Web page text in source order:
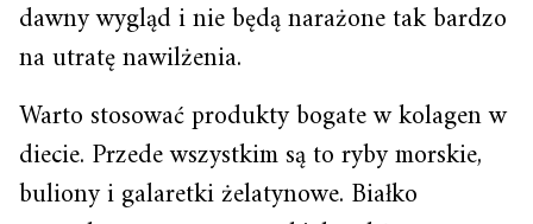
dawny wygląd i nie będą narażone tak bardzo
na utratę nawilżenia.
Warto stosować produkty bogate w kolagen w
diecie. Przede wszystkim są to ryby morskie,
buliony i galaretki żelatynowe. Białko